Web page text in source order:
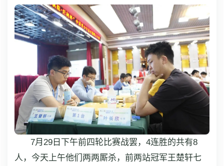
7月29日下午前四轮比赛战罢，4连胜的共有8
人，今天上午他们两两厮杀，前两站冠军王楚轩七